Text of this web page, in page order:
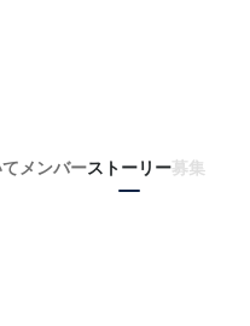
メンバーストーリー募集